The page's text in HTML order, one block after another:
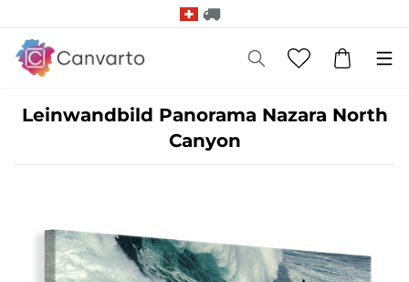
Leinwandbild Panorama Nazara North
Canyon